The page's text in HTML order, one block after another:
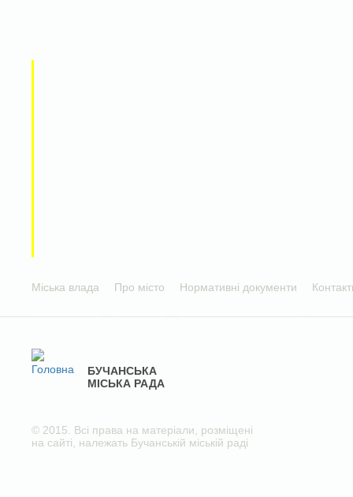
Міська влада Про місто Нормативні документи
БУЧАНСЬКА
МІСЬКА РАДА
© 2015. Всі права на матеріали, розміщені
на сайті, належать Бучанській міській раді